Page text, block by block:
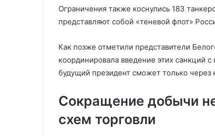
Ограничения также коснулись 183
представляют собой «теневой флот»
Как позже отметили представители
координировала введение этих санкций
будущий президент сможет только через
Сокращение добычи
схем торговли